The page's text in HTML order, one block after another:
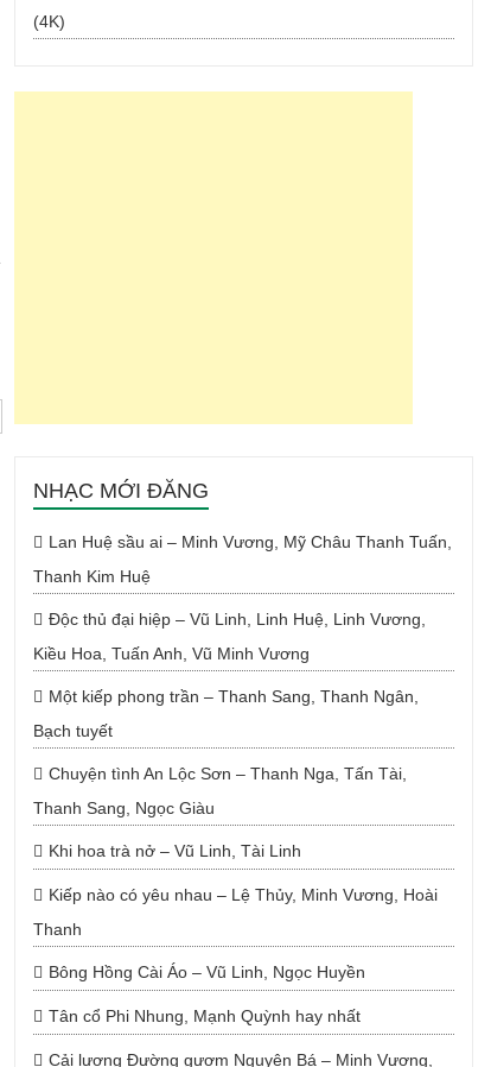
(4K)
NHẠC MỚI ĐĂNG
Lan Huệ sầu ai – Minh Vương, Mỹ Châu Thanh Tuấn,
Thanh Kim Huệ
Độc thủ đại hiệp – Vũ Linh, Linh Huệ, Linh Vương,
Kiều Hoa, Tuấn Anh, Vũ Minh Vương
Một kiếp phong trần – Thanh Sang, Thanh Ngân,
Bạch tuyết
Chuyện tình An Lộc Sơn – Thanh Nga, Tấn Tài,
Thanh Sang, Ngọc Giàu
Khi hoa trà nở – Vũ Linh, Tài Linh
Kiếp nào có yêu nhau – Lệ Thủy, Minh Vương, Hoài
Thanh
Bông Hồng Cài Áo – Vũ Linh, Ngọc Huyền
Tân cổ Phi Nhung, Mạnh Quỳnh hay nhất
Cải lương Đường gươm Nguyên Bá – Minh Vương,